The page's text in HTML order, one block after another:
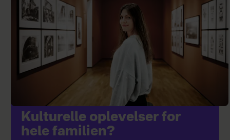
Kulturelle oplevelser for
hele familien?